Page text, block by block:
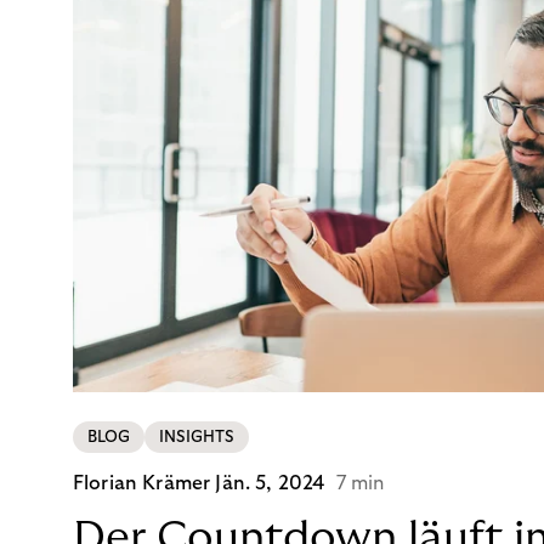
BLOG INSIGHTS
Florian Krämer Jän. 5, 2024 7 min